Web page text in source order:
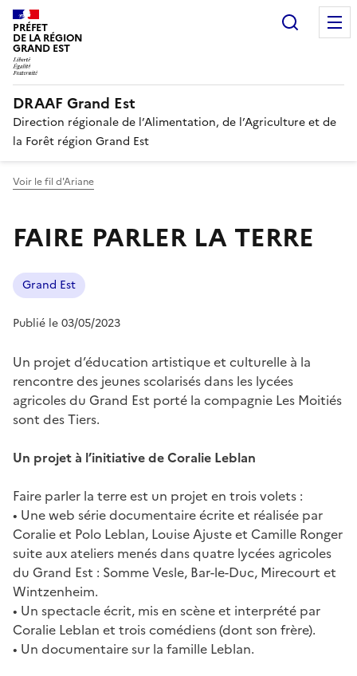
PRÉFET
DE LA RÉGION
GRAND EST
DRAAF Grand Est
Direction régionale de l’Alimentation, de l’Agriculture et de
la Forêt région Grand Est
Voir le fil d'Ariane
FAIRE PARLER LA TERRE
Grand Est
Publié le 03/05/2023
Un projet d’éducation artistique et culturelle à la
rencontre des jeunes scolarisés dans les lycées
agricoles du Grand Est porté la compagnie Les Moitiés
sont des Tiers.
Un projet à l’initiative de Coralie Leblan
Faire parler la terre est un projet en trois volets :
• Une web série documentaire écrite et réalisée par
Coralie et Polo Leblan, Louise Ajuste et Camille Ronger
suite aux ateliers menés dans quatre lycées agricoles
du Grand Est : Somme Vesle, Bar-le-Duc, Mirecourt et
Wintzenheim.
• Un spectacle écrit, mis en scène et interprété par
Coralie Leblan et trois comédiens (dont son frère).
• Un documentaire sur la famille Leblan.